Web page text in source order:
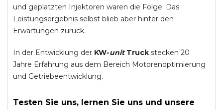
und geplatzten Injektoren waren die Folge. Das
Leistungsergebnis selbst blieb aber hinter den
Erwartungen zurück.
In der Entwicklung der KW-unitTruck stecken 20
Jahre Erfahrung aus dem Bereich Motorenoptimierung
und Getriebeentwicklung.
Testen Sie uns, lernen Sie uns und unsere